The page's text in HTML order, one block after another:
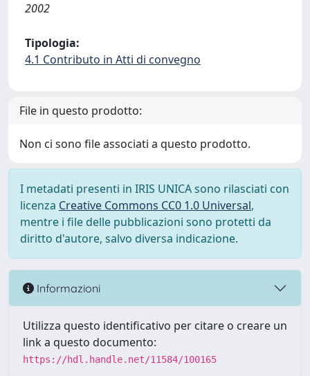
2002
Tipologia:
4.1 Contributo in Atti di convegno
File in questo prodotto:
Non ci sono file associati a questo prodotto.
I metadati presenti in IRIS UNICA sono rilasciati con
licenza Creative Commons CC0 1.0 Universal,
mentre i file delle pubblicazioni sono protetti da
diritto d'autore, salvo diversa indicazione.
Informazioni
Utilizza questo identificativo per citare o creare un
link a questo documento:
https://hdl.handle.net/11584/100165